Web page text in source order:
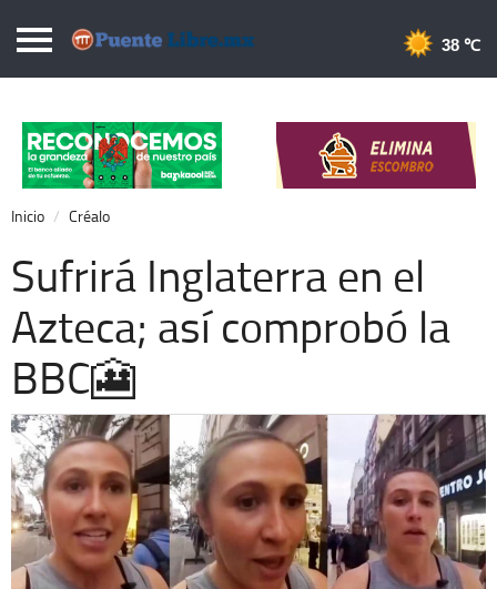
Puentelibre.mx
Local
Nacional
Opinión
Cronos
Economía
Espectáculos
Extra +
38 ℃
Inicio Créalo
Sufrirá Inglaterra en el
Azteca; así comprobó la
BBC🎦